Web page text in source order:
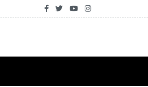
Kepez'de 500 çocuğa Sünnet Şöleni